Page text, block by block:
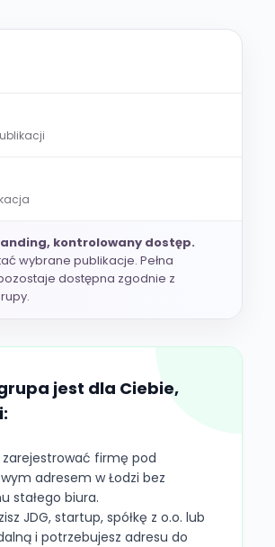
kontrolowany dostęp.
wybrane publikacje. Pełna
dostępna zgodnie z
jest dla Ciebie,
firmę pod
adresem w Łodzi bez
stałego biura.
JDG, startup, spółkę z o.o. lub
i potrzebujesz adresu do